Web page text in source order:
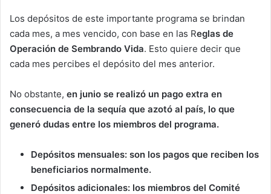
Los depósitos de este importante programa se brindan
cada mes, a mes vencido, con base en las Reglas de
Operación de Sembrando Vida. Esto quiere decir que
cada mes percibes el depósito del mes anterior.
No obstante, en junio se realizó un pago extra en
consecuencia de la sequía que azotó al país, lo que
generó dudas entre los miembros del programa.
Depósitos mensuales: son los pagos que reciben los
beneficiarios normalmente.
Depósitos adicionales: los miembros del Comité